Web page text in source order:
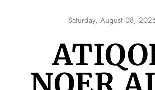
Saturday, August 08,